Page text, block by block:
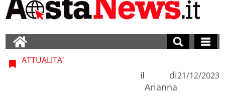
ATTUALITA'
di
Arianna
il 21/12/2023